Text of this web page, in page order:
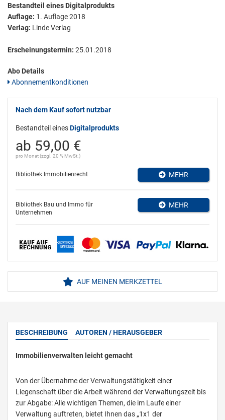
Bestandteil eines Digitalprodukts
Auflage: 1. Auflage 2018
Verlag: Linde Verlag
Erscheinungstermin: 25.01.2018
Abo Details
Abonnementkonditionen
Nach dem Kauf sofort nutzbar
Bestandteil einesDigitalprodukts
ab 59,00 €
pro Monat (zzgl. 20 % MwSt.)
Bibliothek Immobilienrecht MEHR
Bibliothek Bau und Immo für
Unternehmen
MEHR
AUF MEINEN MERKZETTEL
BESCHREIBUNG AUTOREN / HERAUSGEBER
Immobilienverwalten leicht gemacht
Von der Übernahme der Verwaltungstätigkeit einer
Liegenschaft über die Arbeit während der Verwaltungszeit bis
zur Abgabe: Alle wichtigen Themen, die im Laufe einer
Verwaltung auftreten, bietet Ihnen das „1x1 der